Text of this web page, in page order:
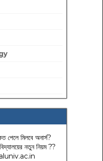
পেলে মিলবে অনার্স?
নতুন নিয়ম??